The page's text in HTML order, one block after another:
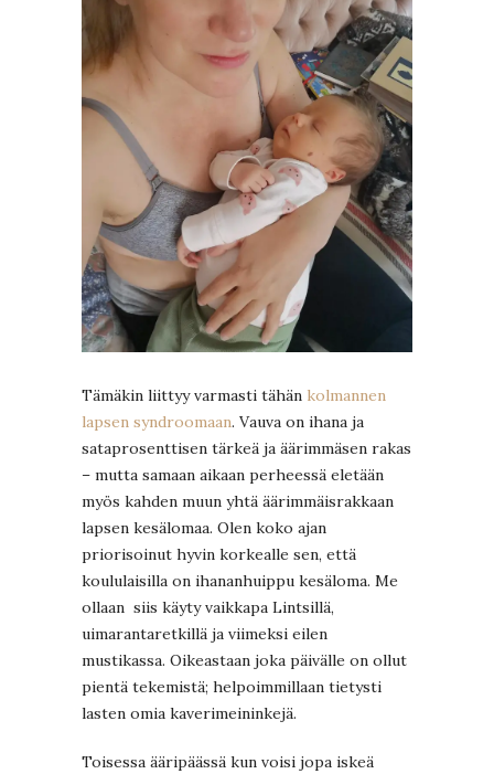
Tämäkin liittyy varmasti tähän kolmannen
lapsen syndroomaan. Vauva on ihana ja
sataprosenttisen tärkeä ja äärimmäsen rakas
– mutta samaan aikaan perheessä eletään
myös kahden muun yhtä äärimmäisrakkaan
lapsen kesälomaa. Olen koko ajan
priorisoinut hyvin korkealle sen, että
koululaisilla on ihananhuippu kesäloma. Me
ollaan siis käyty vaikkapa Lintsillä,
uimarantaretkillä ja viimeksi eilen
mustikassa. Oikeastaan joka päivälle on ollut
pientä tekemistä; helpoimmillaan tietysti
lasten omia kaverimeininkejä.
Toisessa ääripäässä kun voisi jopa iskeä